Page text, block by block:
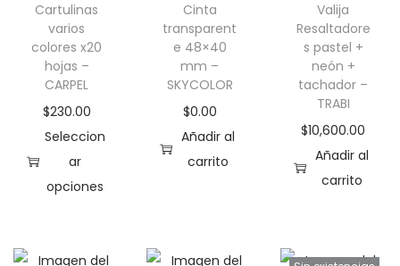
r
o
d
u
c
t
o
t
n
Cartulinas
varios
colores x20
hojas –
CARPEL
$230.00
Seleccion
ar
opciones
t
Cinta
transparent
e 48×40
mm –
SKYCOLOR
$0.00
Añadir al
carrito
Valija
Resaltadore
s pastel +
neón +
tachador –
TRABI
$10,600.00
Añadir al
carrito